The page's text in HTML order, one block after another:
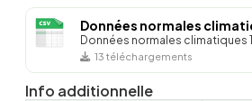
Données normales
Données normales climatiques
13 téléchargements
Info additionnelle